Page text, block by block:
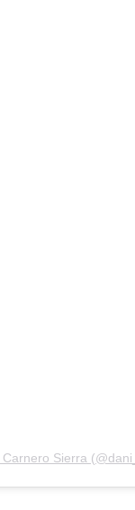
Sierra